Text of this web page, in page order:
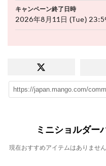
キャンペーン終了日時
2026年8月11日 (Tue)
ミニショルダー
現在おすすめアイテムはありません